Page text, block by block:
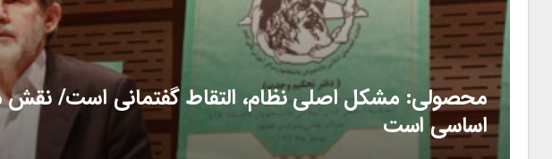
محصولی: مشکل اصلی نظام، التقاط گفتمانی است/
اساسی است